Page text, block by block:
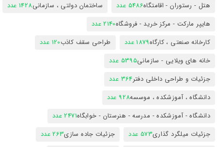
هتل - رستوران - اقامتگاه5486 عدد ساختمان دولتی ، سازمانی1428 عدد
هایپر مارکت - مرکز خرید - فروشگاه2140 عدد
کارخانه صنعتی ، کارگاه1879 عدد طراحی سقف کاذب120 عدد
خانه های ویلایی - سازمانی5395 عدد
جزئیات و طراحی داخلی دفتر364 عدد
دانشگاه ، آموزشکده ، موسسه928 عدد
دانشگاه - آموزشکده - مدرسه - هنرستان - خوابگاه2471 عدد
جزئیات میلگرد گذاری573 عدد جزئیات جاده سازی263 عدد